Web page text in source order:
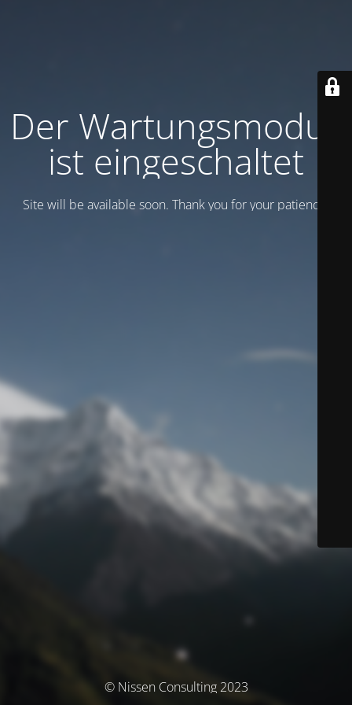
Der Wartungsmodus
ist eingeschaltet
Site will be available soon. Thank you for your patience!
© Nissen Consulting 2023